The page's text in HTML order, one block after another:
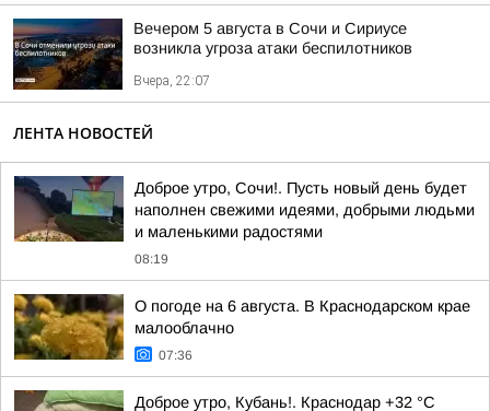
Вечером 5 августа в Сочи и Сириусе
возникла угроза атаки беспилотников
Вчера, 22:07
ЛЕНТА НОВОСТЕЙ
Доброе утро, Сочи!. Пусть новый день будет
наполнен свежими идеями, добрыми людьми
и маленькими радостями
08:19
О погоде на 6 августа. В Краснодарском крае
малооблачно
07:36
Доброе утро, Кубань!. Краснодар +32 °С